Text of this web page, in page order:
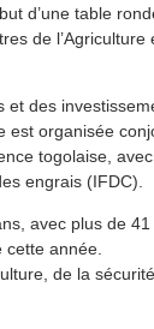
d’une table
de l’Agriculture
et des
est organisée
togolaise,
engrais (IFDC).
avec plus de
année.
de la